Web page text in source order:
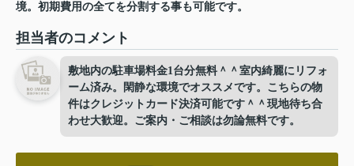
境。初期費用の全てを分割する事も可能です。
担当者のコメント
敷地内の駐車場料金1台分無料＾＾室内綺麗にリフォ
ーム済み。閑静な環境でオススメです。こちらの物
件はクレジットカード決済可能です＾＾現地待ち合
わせ大歓迎。ご案内・ご相談は勿論無料です。